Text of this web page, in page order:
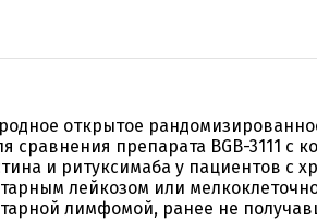
открытое
сравнения препарата BGB-3111 с
и ритуксимаба у пациентов с
лейкозом или
лимфомой, ранее не